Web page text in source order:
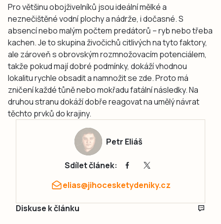
Pro většinu obojživelníků jsou ideální mělké a
neznečištěné vodní plochy a nádrže, i dočasné. S
absencí nebo malým počtem predátorů – ryb nebo třeba
kachen. Je to skupina živočichů citlivých na tyto faktory,
ale zároveň s obrovským rozmnožovacím potenciálem,
takže pokud mají dobré podmínky, dokáží vhodnou
lokalitu rychle obsadit a namnožit se zde. Proto má
zničení každé tůně nebo mokřadu fatální následky. Na
druhou stranu dokáží dobře reagovat na umělý návrat
těchto prvků do krajiny.
Petr Eliáš
Sdílet článek:
elias@jihocesketydeniky.cz
Diskuse k článku